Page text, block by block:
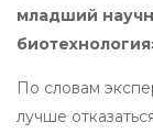
младший
По словам
лучше